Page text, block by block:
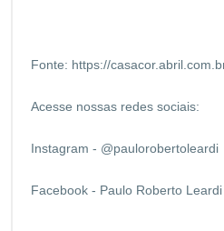
Fonte: https://
Acesse nossas redes sociais:
Instagram - @paulorobertoleardi
Facebook - Paulo Roberto Leardi